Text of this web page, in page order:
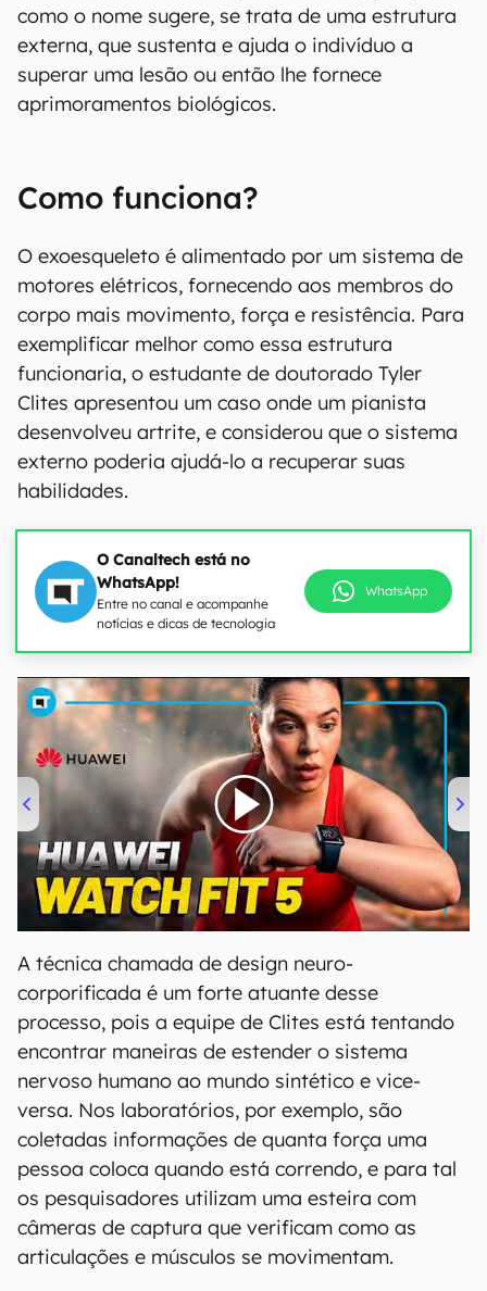
como o nome sugere, se trata de uma estrutura
externa, que sustenta e ajuda o indivíduo a
superar uma lesão ou então lhe fornece
aprimoramentos biológicos.
Como funciona?
O exoesqueleto é alimentado por um sistema de
motores elétricos, fornecendo aos membros do
corpo mais movimento, força e resistência. Para
exemplificar melhor como essa estrutura
funcionaria, o estudante de doutorado Tyler
Clites apresentou um caso onde um pianista
desenvolveu artrite, e considerou que o sistema
externo poderia ajudá-lo a recuperar suas
habilidades.
O Canaltech está no
WhatsApp!
Entre no canal e acompanhe
notícias e dicas de tecnologia
WhatsApp
00:00/04:51
A técnica chamada de design neuro-
corporificada é um forte atuante desse
processo, pois a equipe de Clites está tentando
encontrar maneiras de estender o sistema
nervoso humano ao mundo sintético e vice-
versa. Nos laboratórios, por exemplo, são
coletadas informações de quanta força uma
pessoa coloca quando está correndo, e para tal
os pesquisadores utilizam uma esteira com
câmeras de captura que verificam como as
articulações e músculos se movimentam.